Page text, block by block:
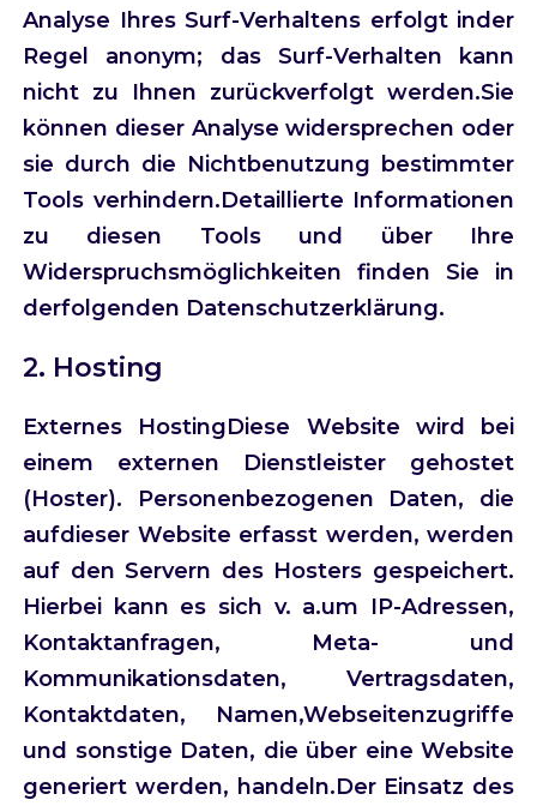
Analyse Ihres Surf-Verhaltens erfolgt inder
Regel anonym; das Surf-Verhalten kann
nicht zu Ihnen zurückverfolgt werden.Sie
können dieser Analyse widersprechen oder
sie durch die Nichtbenutzung bestimmter
Tools verhindern.Detaillierte Informationen
zu diesen Tools und über Ihre
Widerspruchsmöglichkeiten finden Sie in
derfolgenden Datenschutzerklärung.
2. Hosting
Externes HostingDiese Website wird bei
einem externen Dienstleister gehostet
(Hoster). Personenbezogenen Daten, die
aufdieser Website erfasst werden, werden
auf den Servern des Hosters gespeichert.
Hierbei kann es sich v. a.um IP-Adressen,
Kontaktanfragen, Meta- und
Kommunikationsdaten, Vertragsdaten,
Kontaktdaten, Namen,Webseitenzugriffe
und sonstige Daten, die über eine Website
generiert werden, handeln.Der Einsatz des